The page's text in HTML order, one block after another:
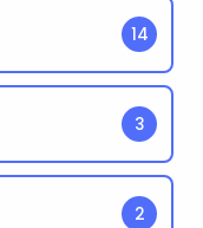
14
3
2